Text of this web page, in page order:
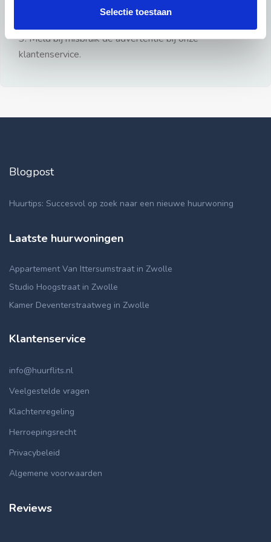
Selectie toestaan
3: Meld bij misbruik de advertentie bij onze
klantenservice.
Blogpost
Huurtips: Succesvol op zoek naar een nieuwe huurwoning
Laatste huurwoningen
Appartement Van Ittersumstraat in Zwolle
Studio Hoogstraat in Zwolle
Kamer Deventerstraatweg in Zwolle
Klantenservice
info@huurflits.nl
Veelgestelde vragen
Klachtenregeling
Herroepingsrecht
Privacybeleid
Algemene voorwaarden
Reviews